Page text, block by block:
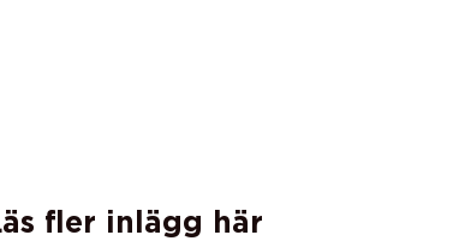
fler inlägg här